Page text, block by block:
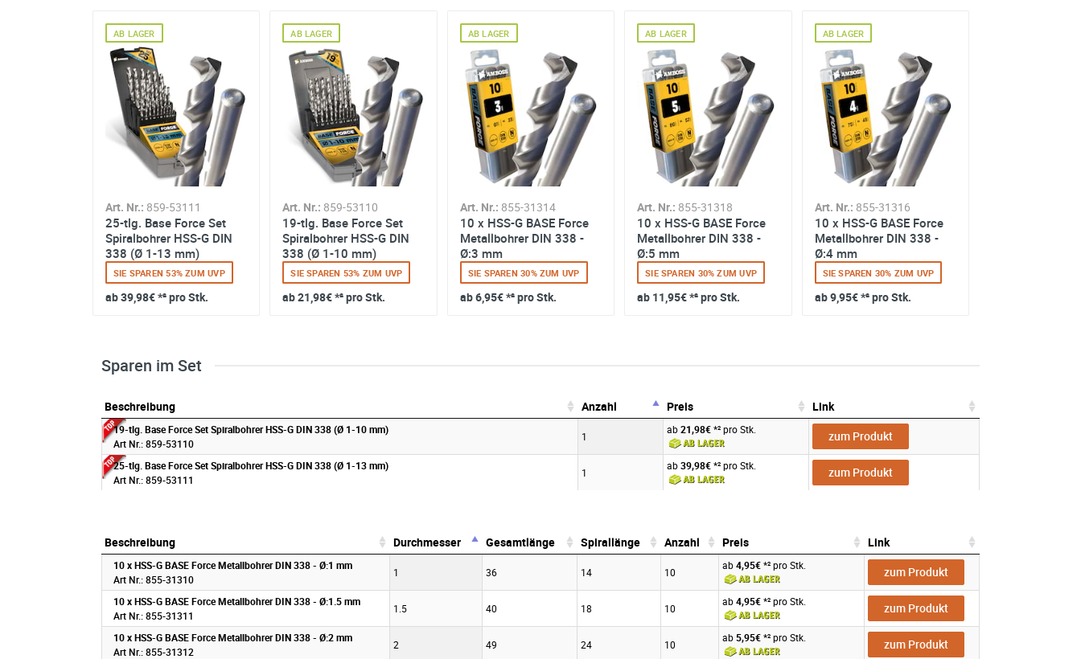
Vielseitig einsetzbar
Saubere, kreisrunde Bohrungen, auch in Stahl
Müheloses An- und Durchbohren
Bessere Kraftübertragung, dank abgeflachtem Schaft (>Ø3mm)
Werkstoffe:
Stähle bis 400 N/mm2
NE-Metalle
Art. Nr.: 859-53111
25-tlg. Base Force Set
Spiralbohrer HSS-G DIN
338 (Ø 1-13 mm)
AB LAGER
SIE SPAREN 53% ZUM UVP
ab39,98€*² pro Stk.
Art. Nr.: 859-53110
19-tlg. Base Force Set
Spiralbohrer HSS-G DIN
338 (Ø 1-10 mm)
AB LAGER
SIE SPAREN 53% ZUM UVP
ab21,98€*² pro Stk.
Art. Nr.: 855-31314
10 x HSS-G BASE Force
Metallbohrer DIN 338 -
Ø:3 mm
AB LAGER
SIE SPAREN 30% ZUM UVP
ab6,95€*² pro Stk.
Art. Nr.: 855-31318
10 x HSS-G BASE Force
Metallbohrer DIN 338 -
Ø:5 mm
AB LAGER
SIE SPAREN 30% ZUM UVP
ab 11,95€*² pro Stk.
Art. Nr.: 855-31316
10 x HSS-G BASE Force
Metallbohrer DIN 338 -
Ø:4 mm
AB LAGER
SIE SPAREN 30% ZUM UVP
ab9,95€*² pro Stk.
Sparen im Set
Beschreibung Anzahl Preis
Link
Beschreibung
Preis Link
19-tlg. Base Force Set Spiralbohrer HSS-G DIN 338 (Ø 1-10 mm)
Art Nr.: 859-53110
1
ab21,98€*² pro Stk. zum Produkt
25-tlg. Base Force Set Spiralbohrer HSS-G DIN 338 (Ø 1-13 mm)
Art Nr.: 859-53111
1
ab39,98€*² pro Stk. zum Produkt
Beschreibung Durchmesser Gesamtlänge Spirallänge Anzahl Preis
Link
Beschreibung
Preis Link
10 x HSS-G BASE Force Metallbohrer DIN 338 - Ø:1 mm
Art Nr.: 855-31310
1 36 14 10
ab4,95€*² pro Stk. zum Produkt
10 x HSS-G BASE Force Metallbohrer DIN 338 - Ø:1.5 mm
Art Nr.: 855-31311
1.5 40 18 10
ab4,95€*² pro Stk. zum Produkt
10 x HSS-G BASE Force Metallbohrer DIN 338 - Ø:2 mm
Art Nr.: 855-31312
2 49 24 10
ab5,95€*² pro Stk. zum Produkt